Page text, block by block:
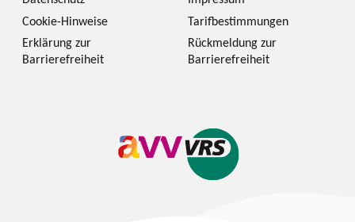
Cookie-Hinweise
Tarifbestimmungen
Erklärung zur
Barrierefreiheit
Rückmeldung zur
Barrierefreiheit